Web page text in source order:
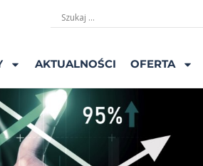
AKTUALNOŚCI OFERTA